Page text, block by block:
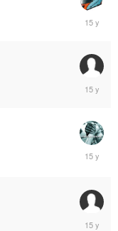
October
7,
October
6,
October
4,
October